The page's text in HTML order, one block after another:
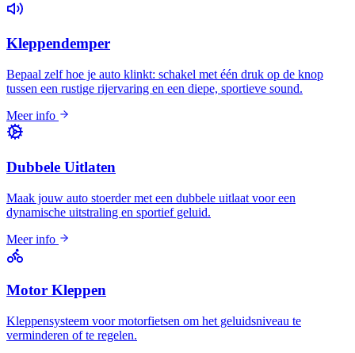
Kleppendemper
Bepaal zelf hoe je auto klinkt: schakel met één druk op de knop
tussen een rustige rijervaring en een diepe, sportieve sound.
Meer info
Dubbele Uitlaten
Maak jouw auto stoerder met een dubbele uitlaat voor een
dynamische uitstraling en sportief geluid.
Meer info
Motor Kleppen
Kleppensysteem voor motorfietsen om het geluidsniveau te
verminderen of te regelen.